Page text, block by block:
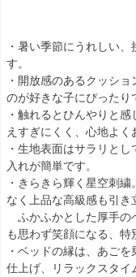
・暑い季節にうれしい
す。
・開放感のあるクッシ
のが好きな子にぴったり
・触れるとひんやりと
えすぎにくく、心地よく
・生地表面はサラリと
入れが簡単です。
・きらきら輝く星空刺
なく上品な高級感も引き
ふかふかとした厚手の
も思わず笑顔になる、特
・ベッドの縁は、あご
仕上げ、リラックスタイ